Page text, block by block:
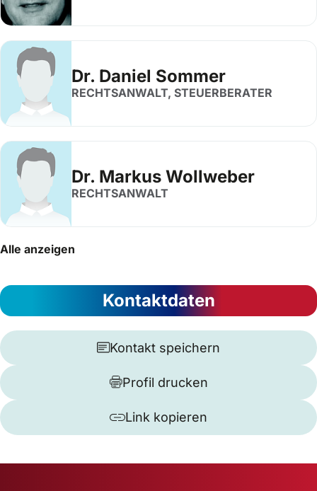
Dr. Daniel Sommer
RECHTSANWALT, STEUERBERATER
Dr. Markus Wollweber
RECHTSANWALT
Alle anzeigen
Kontaktdaten
Kontakt speichern
Profil drucken
Link kopieren